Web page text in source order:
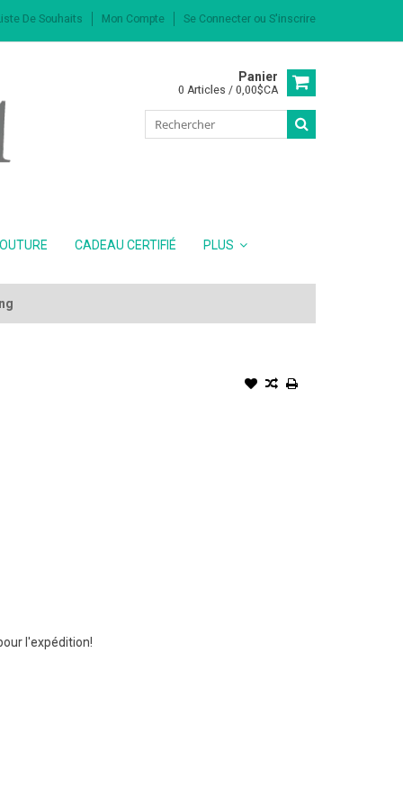
De Souhaits Mon Compte Se Connecter ou S'inscrire
Panier
0 Articles / 0,00$CA
CADEAU CERTIFIÉ PLUS
l'expédition!